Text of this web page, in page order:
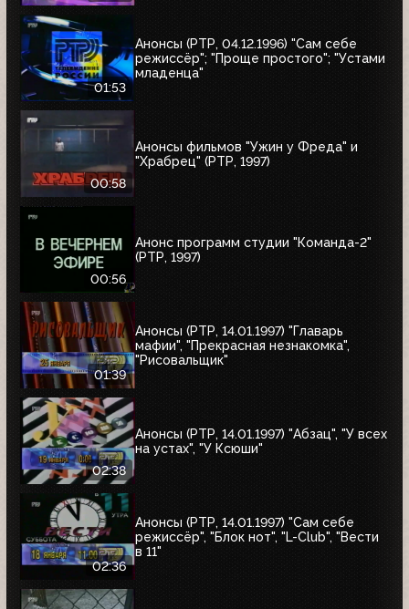
01:53
Анонсы (РТР, 04.12.1996) "Сам себе
режиссёр"; "Проще простого"; "Устами
младенца"
00:58
Анонсы фильмов "Ужин у Фреда" и
"Храбрец" (РТР, 1997)
00:56
Анонс программ студии "Команда-2"
(РТР, 1997)
01:39
Анонсы (РТР, 14.01.1997) "Главарь
мафии", "Прекрасная незнакомка",
"Рисовальщик"
02:38
Анонсы (РТР, 14.01.1997) "Абзац", "У всех
на устах", "У Ксюши"
02:36
Анонсы (РТР, 14.01.1997) "Сам себе
режиссёр", "Блок нот", "L-Club", "Вести
в 11"